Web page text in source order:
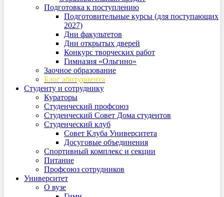
Подготовка к поступлению
Подготовительные курсы (для поступающих
2027)
Дни факультетов
Дни открытых дверей
Конкурс творческих работ
Гимназия «Ольгино»
Заочное образование
Блог абитуриента
Студенту и сотруднику
Кураторы
Студенческий профсоюз
Студенческий Совет Дома студентов
Студенческий клуб
Совет Клуба Университета
Досуговые объединения
Спортивный комплекс и секции
Питание
Профсоюз сотрудников
Университет
О вузе